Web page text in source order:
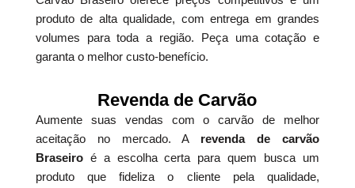
produto de alta qualidade, com entrega em grandes
volumes para toda a região. Peça uma cotação e
garanta o melhor custo-benefício.
Revenda de Carvão
Aumente suas vendas com o carvão de melhor
aceitação no mercado. A revenda de carvão
Braseiroé a escolha certa para quem busca um
produto que fideliza o cliente pela qualidade,